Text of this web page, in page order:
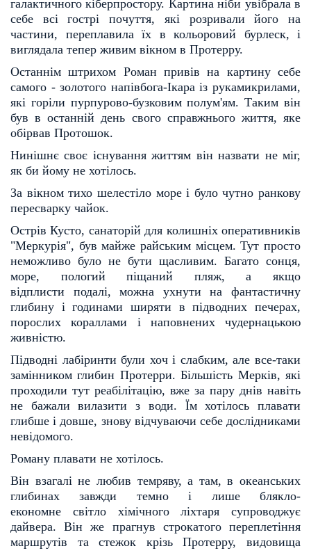
галактичногокіберпростору. Картина ніби увібрала в
себе всі гострі почуття, які розривали його на
частини, переплавила їх в кольоровий бурлеск, і
виглядала тепер живим вікном в Протерру.
Останнім штрихом Роман привів на картину себе
самого - золотого напівбога-Ікара із рукамикрилами,
які горіли пурпурово-бузковим полум'ям. Таким він
був в останній день свого справжнього життя, яке
обірвав Протошок.
Нинішнє своє існування життям він назвати не міг,
як би йому не хотілось.
За вікном тихо шелестіло море і було чутно ранкову
пересварку чайок.
Острів Кусто, санаторій для колишніх оперативників
"Меркурія", був майже райським місцем. Тут просто
неможливо було не бути щасливим. Багато сонця,
море, пологий піщаний пляж, а якщо
відплисти подалі, можна ухнути на фантастичну
глибину і годинами ширяти в підводних печерах,
порослих кораллами і наповнених чудернацькою
живністю.
Підводні лабіринти були хоч і слабким, але все-таки
замінником глибин Протерри. Більшість Мерків, які
проходили тут реабілітацію, вже за пару днів навіть
не бажали вилазити з води. Їм хотілось плавати
глибше і довше, знову відчуваючи себе дослідниками
невідомого.
Роману плавати не хотілось.
Він взагалі не любив темряву, а там, в океанських
глибинах завжди темно і лише блякло-
економне світло хімічного ліхтаря супроводжує
дайвера. Він же прагнув строкатого переплетіння
маршрутів тастежок крізь Протерру, видовища